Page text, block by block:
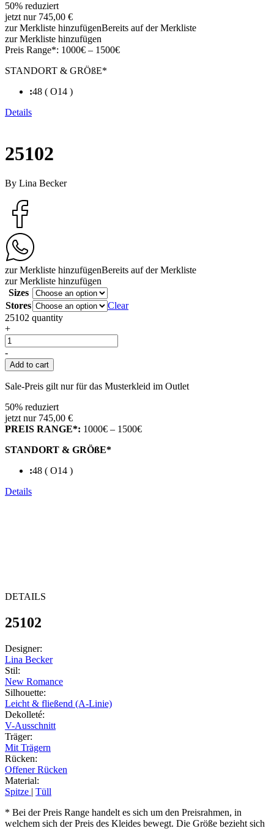
50% reduziert
jetzt nur 745,00 €
zur Merkliste hinzufügenBereits auf der Merkliste
zur Merkliste hinzufügen
Preis Range*: 1000€ – 1500€
STANDORT & GRÖßE*
:48 ( O14 )
Details
25102
By Lina Becker
zur Merkliste hinzufügenBereits auf der Merkliste
zur Merkliste hinzufügen
Sizes
Stores
Clear
25102 quantity
+
-
Add to cart
Sale-Preis gilt nur für das Musterkleid im Outlet
50% reduziert
jetzt nur 745,00 €
PREIS RANGE*: 1000€ – 1500€
STANDORT & GRÖßE*
:48 ( O14 )
Details
DETAILS
25102
Designer:
Lina Becker
Stil:
New Romance
Silhouette:
Leicht & fließend (A-Linie)
Dekolleté:
V-Ausschnitt
Träger:
Mit Trägern
Rücken:
Offener Rücken
Material:
Spitze | Tüll
* Bei der Preis Range handelt es sich um den Preisrahmen, in
welchem sich der Preis des Kleides bewegt. Die Größe bezieht sich